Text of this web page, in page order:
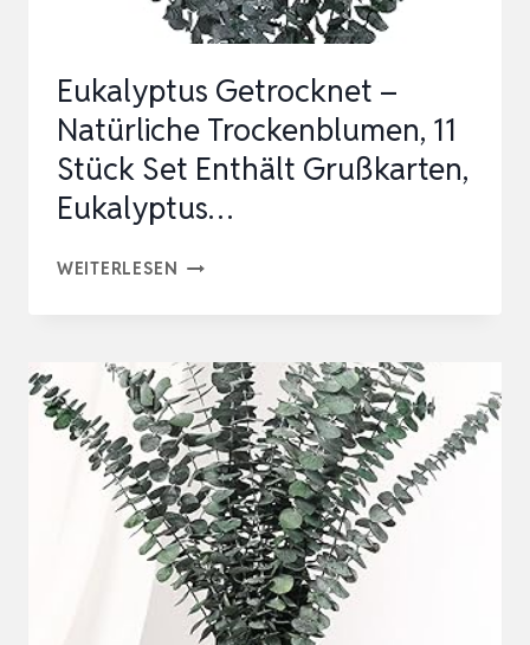
Eukalyptus Getrocknet –
Natürliche Trockenblumen, 11
Stück Set Enthält Grußkarten,
Eukalyptus…
WEITERLESEN EUKALYPTUS
NATÜRLICHE
TROCKENBLUMEN,
11
STÜCK
SET
ENTHÄLT
GRUSSKARTEN, E
UKALYPTUS…